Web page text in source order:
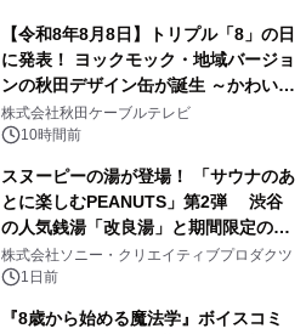
【令和8年8月8日】トリプル「8」の日
に発表！ ヨックモック・地域バージョ
ンの秋田デザイン缶が誕生 ～かわいい
秋田犬の子犬と秋田の四季と名所を巡
るパッケージ～ 9月1日(火)秋田県内で
株式会社秋田ケーブルテレビ
10時間前
スヌーピーの湯が登場！ 「サウナのあ
とに楽しむPEANUTS」第2弾 渋谷
の人気銭湯「改良湯」と期間限定のコ
ラボレーション サウナイキタイコラ
ボグッズも発売決定！
株式会社ソニー・クリエイティブプロダクツ
1日前
『8歳から始める魔法学』ボイスコミ